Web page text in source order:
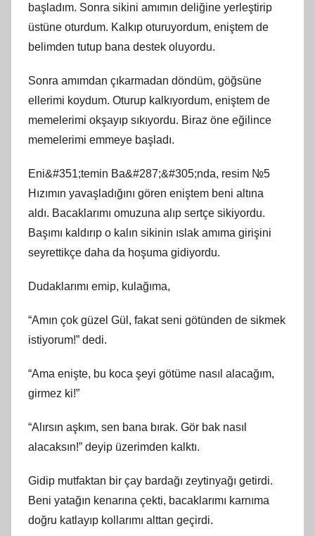
başladım. Sonra sikini amımın deliğine yerleştirip
üstüne oturdum. Kalkıp oturuyordum, eniştem de
belimden tutup bana destek oluyordu.
Sonra amımdan çıkarmadan döndüm, göğsüne
ellerimi koydum. Oturup kalkıyordum, eniştem de
memelerimi okşayıp sıkıyordu. Biraz öne eğilince
memelerimi emmeye başladı.
Eni&#351;temin Ba&#287;&#305;nda, resim №5
Hızımın yavaşladığını gören eniştem beni altına
aldı. Bacaklarımı omuzuna alıp sertçe sikiyordu.
Başımı kaldırıp o kalın sikinin ıslak amıma girişini
seyrettikçe daha da hoşuma gidiyordu.
Dudaklarımı emip, kulağıma,
“Amın çok güzel Gül, fakat seni götünden de sikmek
istiyorum!” dedi.
“Ama enişte, bu koca şeyi götüme nasıl alacağım,
girmez ki!”
“Alırsın aşkım, sen bana bırak. Gör bak nasıl
alacaksın!” deyip üzerimden kalktı.
Gidip mutfaktan bir çay bardağı zeytinyağı getirdi.
Beni yatağın kenarına çekti, bacaklarımı karnıma
doğru katlayıp kollarımı alttan geçirdi.